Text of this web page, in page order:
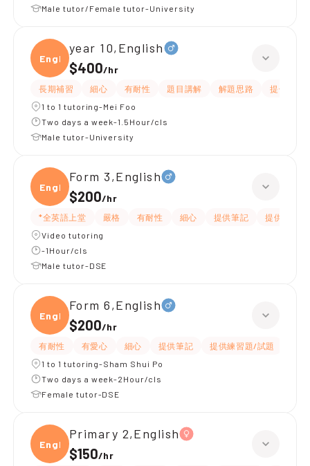
Male tutor/Female tutor-University
Engli
year 10,English
$400/hr
長期補習 細心 有耐性 題目講解 解題思路
提供練習
1 to 1 tutoring-Mei Foo
Two days a week-1.5Hour/cls
Male tutor-University
Engli
Form 3,English
$200/hr
*全英語上堂 嚴格 有耐性 細心 提供筆記
提供練習
Video tutoring
-1Hour/cls
Male tutor-DSE
Engli
Form 6,English
$200/hr
有耐性 有愛心 細心 提供筆記 提供練習題/試題
1 to 1 tutoring-Sham Shui Po
Two days a week-2Hour/cls
Female tutor-DSE
Engli
Primary 2,English
$150/hr